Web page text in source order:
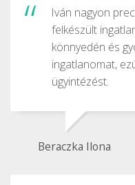
Iván nagyon
felkészült
könnyedén és
ingatlanomat,
ügyintézést.
Beraczka Ilona